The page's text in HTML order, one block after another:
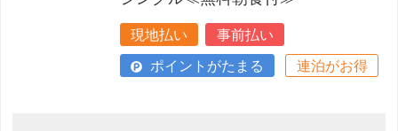
現地払い
事前払い
ポイントがたまる
連泊がお得